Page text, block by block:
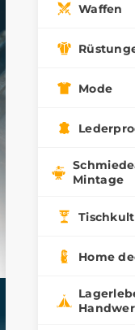
Waffen
Mode
Mintage
Home